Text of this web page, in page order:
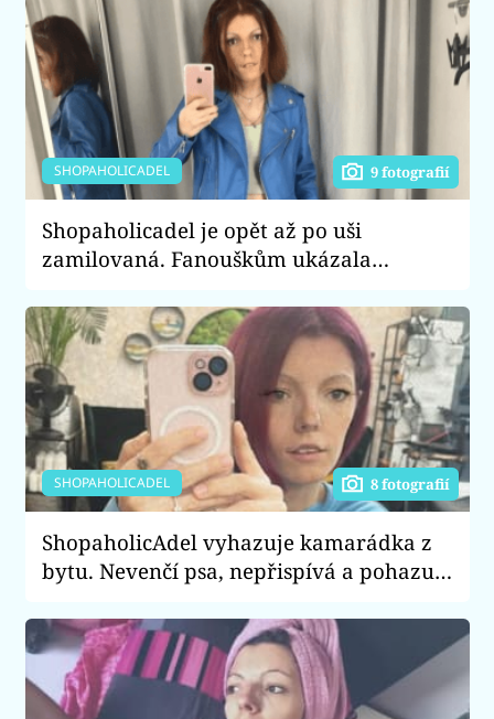
SHOPAHOLICADEL 9 fotografií
Shopaholicadel je opět až po uši
zamilovaná. Fanouškům ukázala
SHOPAHOLICADEL 8 fotografií
ShopaholicAdel vyhazuje kamarádka z
bytu. Nevenčí psa, nepřispívá a pohazuje